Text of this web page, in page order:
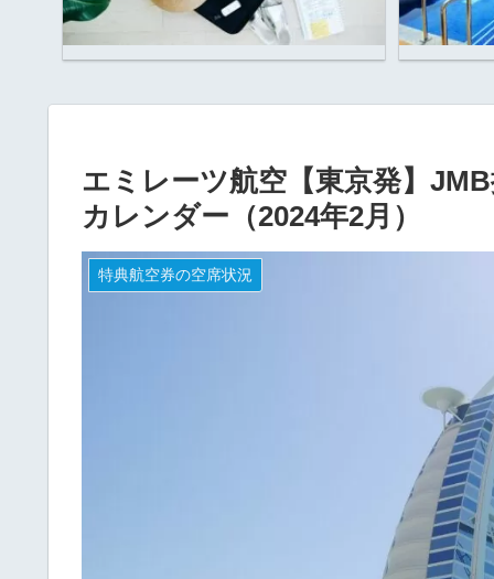
エミレーツ航空【東京発】
カレンダー（2024年2月）
特典航空券の空席状況